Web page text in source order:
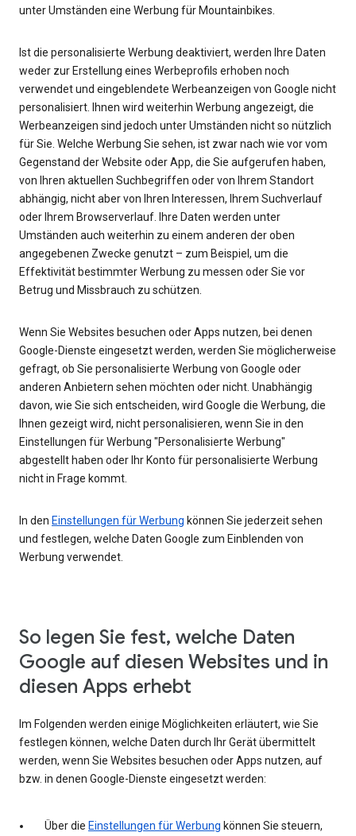
unter Umständen eine Werbung für Mountainbikes.
Ist die personalisierte Werbung deaktiviert, werden Ihre Daten
weder zur Erstellung eines Werbeprofils erhoben noch
verwendet und eingeblendete Werbeanzeigen von Google nicht
personalisiert. Ihnen wird weiterhin Werbung angezeigt, die
Werbeanzeigen sind jedoch unter Umständen nicht so nützlich
für Sie. Welche Werbung Sie sehen, ist zwar nach wie vor vom
Gegenstand der Website oder App, die Sie aufgerufen haben,
von Ihren aktuellen Suchbegriffen oder von Ihrem Standort
abhängig, nicht aber von Ihren Interessen, Ihrem Suchverlauf
oder Ihrem Browserverlauf. Ihre Daten werden unter
Umständen auch weiterhin zu einem anderen der oben
angegebenen Zwecke genutzt – zum Beispiel, um die
Effektivität bestimmter Werbung zu messen oder Sie vor
Betrug und Missbrauch zu schützen.
Wenn Sie Websites besuchen oder Apps nutzen, bei denen
Google-Dienste eingesetzt werden, werden Sie möglicherweise
gefragt, ob Sie personalisierte Werbung von Google oder
anderen Anbietern sehen möchten oder nicht. Unabhängig
davon, wie Sie sich entscheiden, wird Google die Werbung, die
Ihnen gezeigt wird, nicht personalisieren, wenn Sie in den
Einstellungen für Werbung "Personalisierte Werbung"
abgestellt haben oder Ihr Konto für personalisierte Werbung
nicht in Frage kommt.
In den Einstellungen für Werbung können Sie jederzeit sehen
und festlegen, welche Daten Google zum Einblenden von
Werbung verwendet.
So legen Sie fest, welche Daten
Google auf diesen Websites und in
diesen Apps erhebt
Im Folgenden werden einige Möglichkeiten erläutert, wie Sie
festlegen können, welche Daten durch Ihr Gerät übermittelt
werden, wenn Sie Websites besuchen oder Apps nutzen, auf
bzw. in denen Google-Dienste eingesetzt werden:
Über die Einstellungen für Werbung können Sie steuern,